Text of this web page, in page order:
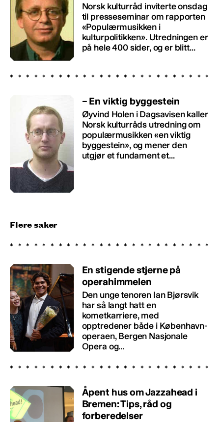
Norsk kulturråd inviterte onsdag
til presseseminar om rapporten
«Populærmusikken i
kulturpolitikken». Utredningen er
på hele 400 sider, og er blitt...
– En viktig byggestein
Øyvind Holen i Dagsavisen kaller
Norsk kulturråds utredning om
populærmusikken «en viktig
byggestein», og mener den
utgjør et fundament et...
Flere saker
En stigende stjerne på
operahimmelen
Den unge tenoren Ian Bjørsvik
har så langt hatt en
kometkarriere, med
opptredener både i København-
operaen, Bergen Nasjonale
Opera og...
Åpent hus om Jazzahead i
Bremen: Tips, råd og
forberedelser